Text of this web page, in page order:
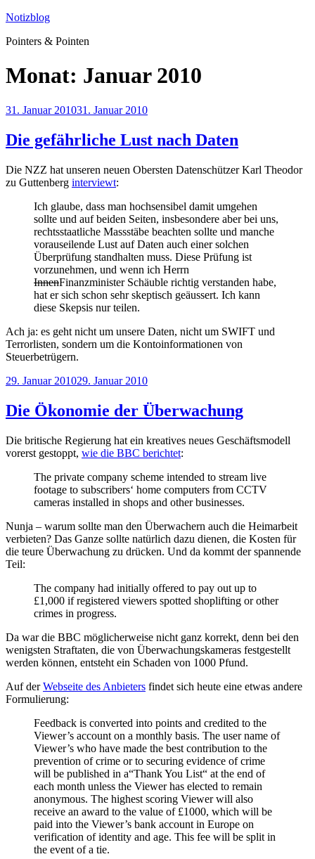
Zum
springen
Notizblog
Pointers & Pointen
Monat: Januar 2010
Veröffentlicht
31. Januar 201031. Januar 2010
Die gefährliche Lust nach Daten
Die NZZ hat unseren neuen Obersten Datenschützer Karl Theodor
zu Guttenberg interviewt:
Ich glaube, dass man hochsensibel damit umgehen
sollte und auf beiden Seiten, insbesondere aber bei uns,
rechtsstaatliche Massstäbe beachten sollte und manche
vorauseilende Lust auf Daten auch einer solchen
Überprüfung standhalten muss. Diese Prüfung ist
vorzunehmen, und wenn ich Herrn
InnenFinanzminister Schäuble richtig verstanden habe,
hat er sich schon sehr skeptisch geäussert. Ich kann
diese Skepsis nur teilen.
Ach ja: es geht nicht um unsere Daten, nicht um SWIFT und
Terrorlisten, sondern um die Kontoinformationen von
Steuerbetrügern.
Veröffentlicht
29. Januar 201029. Januar 2010
Die Ökonomie der Überwachung
Die britische Regierung hat ein kreatives neues Geschäftsmodell
vorerst gestoppt, wie die BBC berichtet:
The private company scheme intended to stream live
footage to subscribers‘ home computers from CCTV
cameras installed in shops and other businesses.
Nunja – warum sollte man den Überwachern auch die Heimarbeit
verbieten? Das Ganze sollte natürlich dazu dienen, die Kosten für
die teure Überwachung zu drücken. Und da kommt der spannende
Teil:
The company had initially offered to pay out up to
£1,000 if registered viewers spotted shoplifting or other
crimes in progress.
Da war die BBC möglicherweise nicht ganz korrekt, denn bei den
wenigsten Straftaten, die von Überwachungskameras festgestellt
werden können, entsteht ein Schaden von 1000 Pfund.
Auf derWebseite des Anbieters findet sich heute eine etwas andere
Formulierung:
Feedback is converted into points and credited to the
Viewer’s account on a monthly basis. The user name of
Viewer’s who have made the best contribution to the
prevention of crime or to securing evidence of crime
will be published in a“Thank You List“ at the end of
each month unless the Viewer has elected to remain
anonymous. The highest scoring Viewer will also
receive an award to the value of £1000, which will be
paid into the Viewer’s bank account in Europe on
verification of identity and age. This fee will be split in
the event of a tie.